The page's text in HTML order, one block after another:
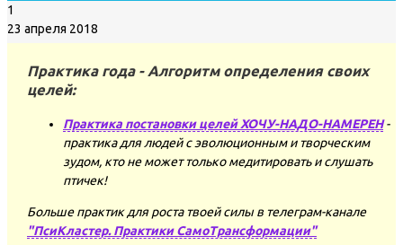
1
23 апреля 2018
Практика года - Алгоритм определения своих
целей:
Практика постановки целей ХОЧУ-НАДО-НАМЕРЕН-
практика для людей с эволюционным и творческим
зудом, кто не может только медитировать и слушать
птичек!
Больше практик для роста твоей силы в телеграм-канале
"ПсиКластер. Практики СамоТрансформации"